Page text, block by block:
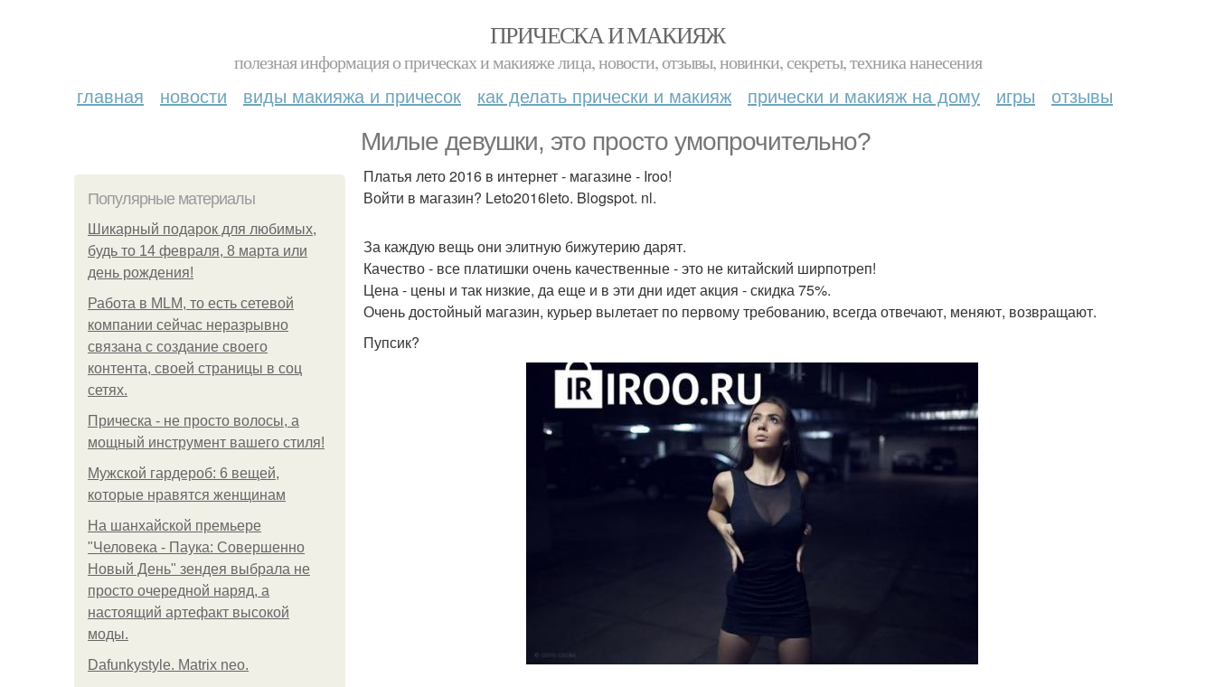
ПРИЧЕСКА И МАКИЯЖ
полезная информация о прическах и макияже лица, новости, отзывы, новинки, секреты, техника нанесения
главная новости виды макияжа и причесок как делать прически и макияж прически и макияж на дому игры отзывы
Милые девушки, это просто умопрочительно?
Популярные материалы
Шикарный подарок для любимых,
будь то 14 февраля, 8 марта или
день рождения!
Работа в MLM, то есть сетевой
компании сейчас неразрывно
связана с создание своего
контента, своей страницы в соц
сетях.
Прическа - не просто волосы, а
мощный инструмент вашего стиля!
Мужской гардероб: 6 вещей,
которые нравятся женщинам
На шанхайской премьере
"Человека - Паука: Совершенно
Новый День" зендея выбрала не
просто очередной наряд, а
настоящий артефакт высокой
моды.
Dafunkystyle. Matrix neo.
Платья лето 2016 в интернет - магазине - Iroo!
Войти в магазин? Leto2016leto. Blogspot. nl.
За каждую вещь они элитную бижутерию дарят.
Качество - все платишки очень качественные - это не китайский ширпотреп!
Цена - цены и так низкие, да еще и в эти дни идет акция - скидка 75%.
Очень достойный магазин, курьер вылетает по первому требованию, всегда отвечают, меняют, возвращают.
Пупсик?